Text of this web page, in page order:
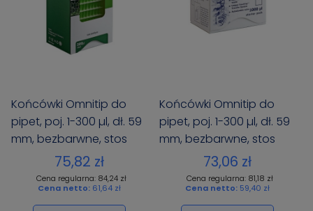
Końcówki Omnitip do
pipet, poj. 1-300 µl, dł. 59
mm, bezbarwne, stos
Reload, 960 szt. (10x96)
75,82 zł
Cena regularna: 84,24 zł
Cena netto: 61,64 zł
Końcówki Omnitip do
pipet, poj. 1-300 µl, dł. 59
mm, bezbarwne, stos
Starter, 576 szt. (6x96)
73,06 zł
Cena regularna: 81,18 zł
Cena netto: 59,40 zł